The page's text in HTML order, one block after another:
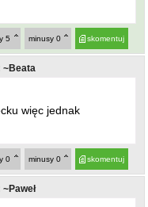
skomentuj
minusy 0
5
~Beata
więc jednak
skomentuj
minusy 0
0